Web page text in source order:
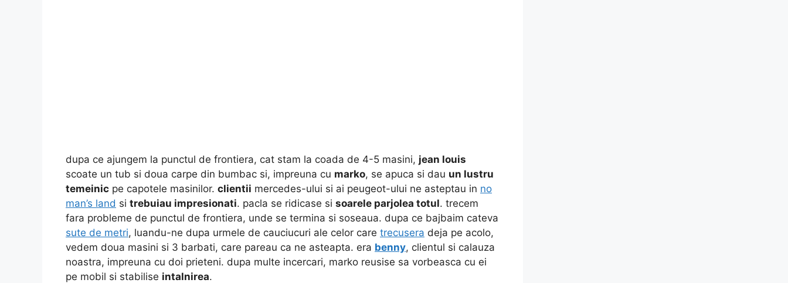
dupa ce ajungem la punctul de frontiera, cat stam la coada de 4-5 masini, jean louis
scoate un tub si doua carpe din bumbac si, impreuna cu marko, se apuca si dau un lustru
temeinic pe capotele masinilor. clientii mercedes-ului si ai peugeot-ului ne asteptau in no
man’s land si trebuiau impresionati. pacla se ridicase si soarele parjolea totul. trecem
fara probleme de punctul de frontiera, unde se termina si soseaua. dupa ce bajbaim cateva
sute de metri, luandu-ne dupa urmele de cauciucuri ale celor care trecusera deja pe acolo,
vedem doua masini si 3 barbati, care pareau ca ne asteapta. era benny, clientul si calauza
noastra, impreuna cu doi prieteni. dupa multe incercari, marko reusise sa vorbeasca cu ei
pe mobil si stabilise intalnirea.